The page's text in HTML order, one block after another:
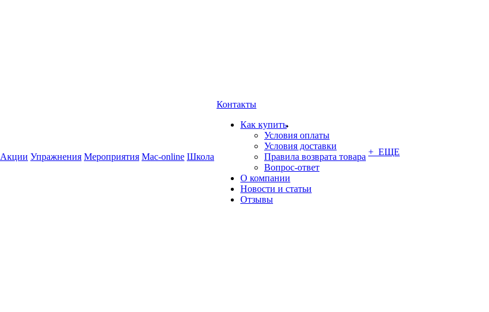
Акции Упражнения Мероприятия Mac-online Школа
Контакты
Как купить
Условия оплаты
Условия доставки
Правила возврата товара
Вопрос-ответ
О компании
Новости и статьи
Отзывы
+ ЕЩЕ